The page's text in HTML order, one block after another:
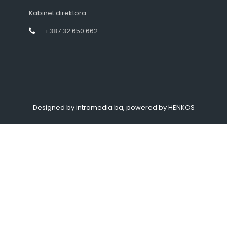
Kabinet direktora
+387 32 650 662
Designed by intramedia.ba, powered by HENKOS